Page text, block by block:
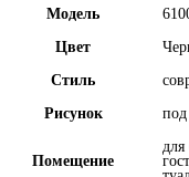
Модель
Цвет
Стиль
Рисунок
Помещение
для